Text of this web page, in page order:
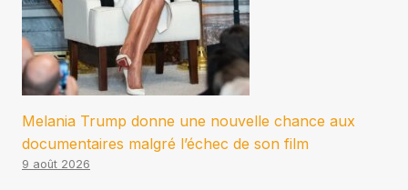
Melania Trump donne une nouvelle chance aux
documentaires malgré l’échec de son film
9 août 2026